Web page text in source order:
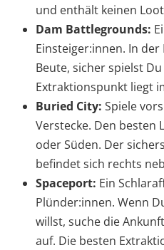
und enthält keinen
Dam Battlegrounds:
Einsteiger:innen. In
Beute, sicher spielst
Extraktionspunkt liegt
Buried City: Spiele
Verstecke. Den besten
oder Süden. Der
befindet sich rechts
Spaceport: Ein
Plünder:innen. Wenn
willst, suche die
auf. Die besten